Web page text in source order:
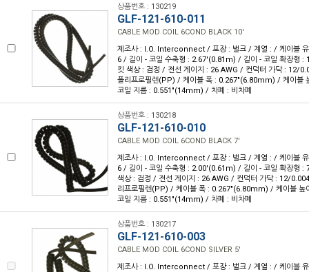
상품번호 : 130219
GLF-121-610-011
CABLE MOD COIL 6COND BLACK 10'
제조사 : I.O. Interconnect / 포장 : 벌크 / 계열 : / 케이블
6 / 길이 - 코일 수축형 : 2.67'(0.81m) / 길이 - 코일 확장형
킷 색상 : 검정 / 전선 게이지 : 26 AWG / 컨덕터 가닥 : 12/
폴리프로필렌(PP) / 케이블 폭 : 0.267"(6.80mm) / 케이
코일 지름 : 0.551"(14mm) / 차폐 : 비차폐
상품번호 : 130218
GLF-121-610-010
CABLE MOD COIL 6COND BLACK 7'
제조사 : I.O. Interconnect / 포장 : 벌크 / 계열 : / 케이블
6 / 길이 - 코일 수축형 : 2.00'(0.61m) / 길이 - 코일 확장형
색상 : 검정 / 전선 게이지 : 26 AWG / 컨덕터 가닥 : 12/
리프로필렌(PP) / 케이블 폭 : 0.267"(6.80mm) / 케이블
코일 지름 : 0.551"(14mm) / 차폐 : 비차폐
상품번호 : 130217
GLF-121-610-003
CABLE MOD COIL 6COND SILVER 5'
제조사 : I.O. Interconnect / 포장 : 벌크 / 계열 : / 케이블